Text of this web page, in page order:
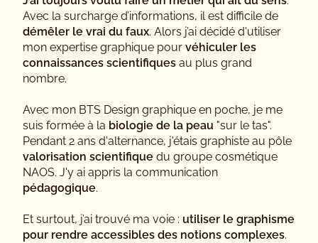
Avec la surcharge d’informations, il est difficile de
démêler le vrai du faux. Alors j’ai décidé d'utiliser
mon expertise graphique pour véhiculer les
connaissances scientifiques au plus grand
nombre.
Avec mon BTS Design graphique en poche, je me
suis formée à la biologie de la peau "sur le tas".
Pendant 2 ans d'alternance, j'étais graphiste au pôle
valorisation scientifique du groupe cosmétique
NAOS. J'y ai appris la communication
pédagogique.
Et surtout, j’ai trouvé ma voie : utiliser le graphisme
pour rendre accessibles des notions complexes.